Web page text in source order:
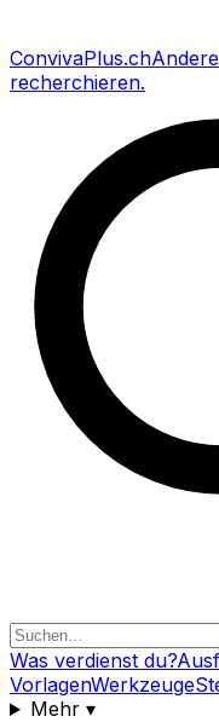
ConvivaPlus.ch
recherchieren.
Was verdienst du?
VorlagenWerkzeuge
Mehr▾